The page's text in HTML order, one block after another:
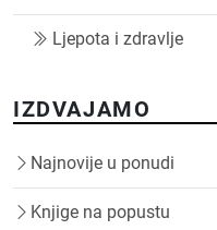
Ljepota i zdravlje
IZDVAJAMO
Najnovije u ponudi
Knjige na popustu